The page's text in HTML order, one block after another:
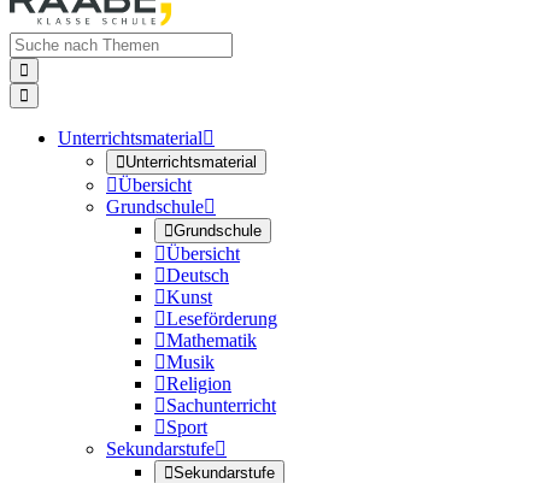


Unterrichtsmaterial
Unterrichtsmaterial
Übersicht
Grundschule
Grundschule
Übersicht
Deutsch
Kunst
Leseförderung
Mathematik
Musik
Religion
Sachunterricht
Sport
Sekundarstufe
Sekundarstufe